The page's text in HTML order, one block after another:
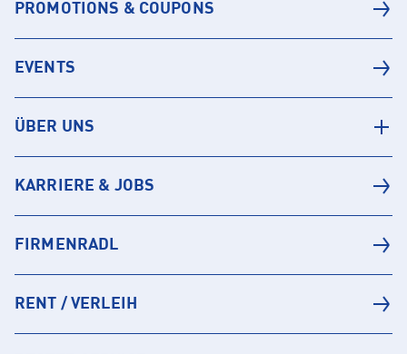
PROMOTIONS & COUPONS
EVENTS
ÜBER UNS
KARRIERE & JOBS
FIRMENRADL
RENT / VERLEIH